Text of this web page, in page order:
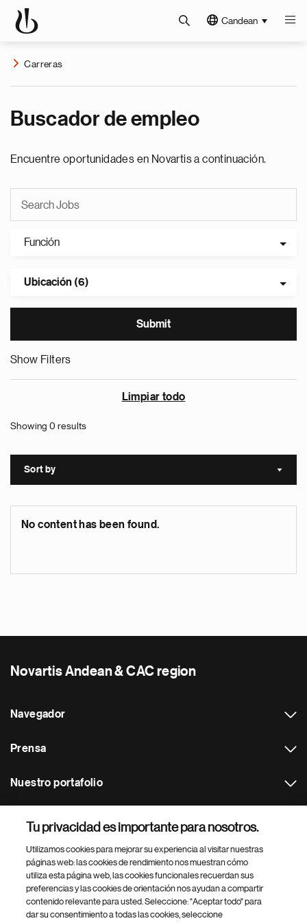
Candean
Carreras
Buscador de empleo
Encuentre oportunidades en Novartis a continuación.
Función
Ubicación (6)
Show Filters
Limpiar todo
Showing 0 results
Sort by Sort
No content has been found.
Novartis Andean & CAC region
Navegador
Prensa
Nuestro portafolio
Footer Site Search
Tu privacidad es importante para nosotros.
Utilizamos cookies para mejorar su experiencia al visitar nuestras
páginas web: las cookies de rendimiento nos muestran cómo
utiliza esta página web, las cookies funcionales recuerdan sus
preferencias y las cookies de orientación nos ayudan a compartir
contenido relevante para usted. Seleccione: "Aceptar todo" para
dar su consentimiento a todas las cookies, seleccione